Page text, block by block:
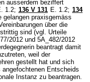
ausserdem beziffert
1.2; 136 V 131 E. 1.2; 134
gelangen praxisgemäss
über die
sind (vgl. Urteile
2012 und 5A_482/2012
beantragt damit
weil der
gestellt hat und sich
Entscheids
Instanz zu beantragen.